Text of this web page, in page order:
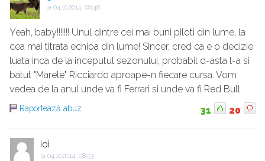
la 04.10.2014, 08:48
Yeah, baby!!!!!!! Unul dintre cei mai buni piloti din lume, la
cea mai titrata echipa din lume! Sincer, cred ca e o decizie
luata inca de la inceputul sezonului, probabil d-asta l-a si
batut "Marele" Ricciardo aproape-n fiecare cursa. Vom
vedea de la anul unde va fi Ferrari si unde va fi Red Bull.
Raportează abuz 31 20
ioi
la 04.10.2014, 08:53